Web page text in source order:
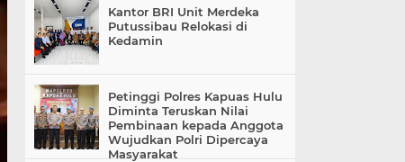
Kantor BRI Unit Merdeka
Putussibau Relokasi di
Kedamin
Petinggi Polres Kapuas Hulu
Diminta Teruskan Nilai
Pembinaan kepada Anggota
Wujudkan Polri Dipercaya
Masyarakat